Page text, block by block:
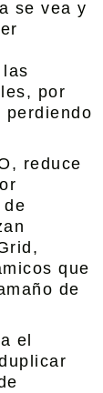
se vea y
por
reduce
que
de
el